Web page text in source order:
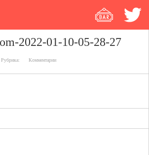
2022-01-10-05-28-27
Рубрика: Комментарии